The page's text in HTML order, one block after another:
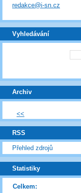
redakce@i-sn.cz
Vyhledávání
Archiv
<<
RSS
Přehled zdrojů
Statistiky
Celkem: